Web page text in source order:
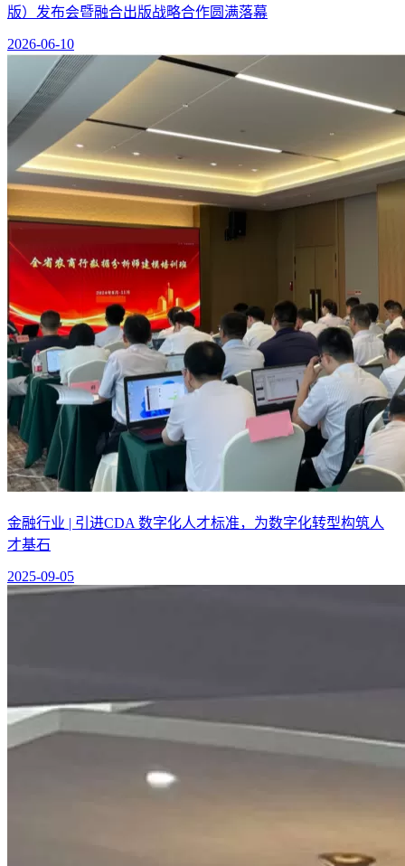
版）发布会暨融合出版战略合作圆满落幕
2026-06-10
金融行业 | 引进CDA 数字化人才标准，为数字化转型构筑人
才基石
2025-09-05